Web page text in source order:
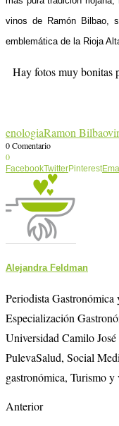
vinos de Ramón Bilbao,
emblemática de la Rioja
Hay fotos muy bonitas
enologiaRamon Bilbao
0 Comentario
0
FacebookTwitterPinterest
Alejandra Feldman
Periodista
Especialización
Universidad Camilo
PulevaSalud, Social
gastronómica, Turismo y
Anterior